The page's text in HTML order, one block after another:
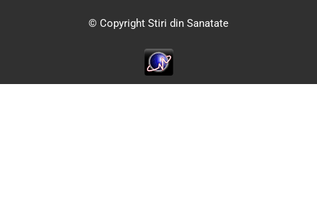
© Copyright Stiri din Sanatate